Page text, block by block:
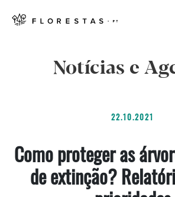
Notícias e
22.10.2021
Como proteger as
de extinção?